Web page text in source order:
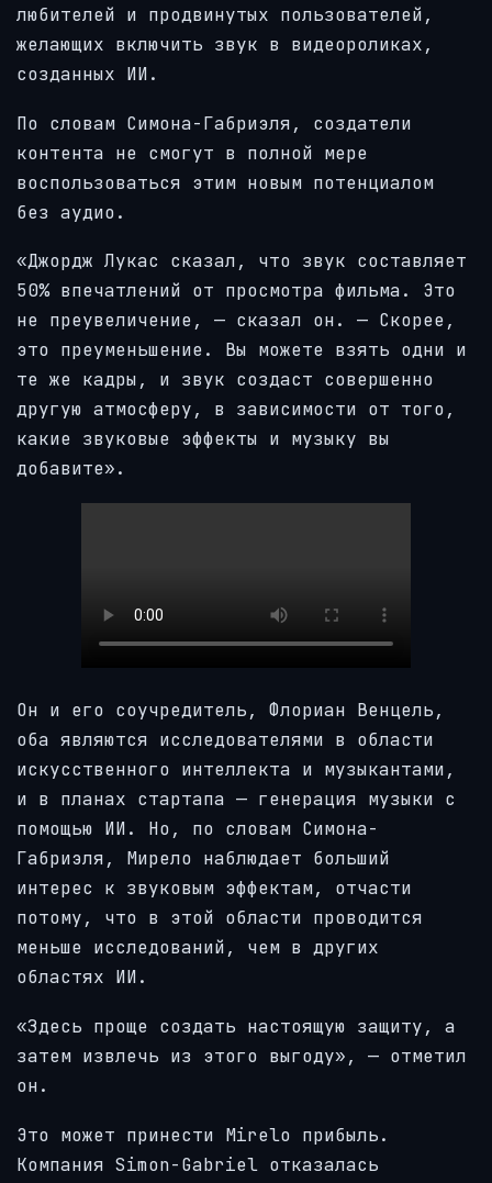
любителей и продвинутых пользователей,
желающих включить звук в видеороликах,
созданных ИИ.
По словам Симона-Габриэля, создатели
контента не смогут в полной мере
воспользоваться этим новым потенциалом
без аудио.
«Джордж Лукас сказал, что звук составляет
50% впечатлений от просмотра фильма. Это
не преувеличение, — сказал он. — Скорее,
это преуменьшение. Вы можете взять одни и
те же кадры, и звук создаст совершенно
другую атмосферу, в зависимости от того,
какие звуковые эффекты и музыку вы
добавите».
Он и его соучредитель, Флориан Венцель,
оба являются исследователями в области
искусственного интеллекта и музыкантами,
и в планах стартапа — генерация музыки с
помощью ИИ. Но, по словам Симона-
Габриэля, Мирело наблюдает больший
интерес к звуковым эффектам, отчасти
потому, что в этой области проводится
меньше исследований, чем в других
областях ИИ.
«Здесь проще создать настоящую защиту, а
затем извлечь из этого выгоду», — отметил
он.
Это может принести Mirelo прибыль.
Компания Simon-Gabriel отказалась